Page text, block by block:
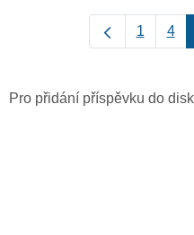
1 4
Pro přidání příspěvku do